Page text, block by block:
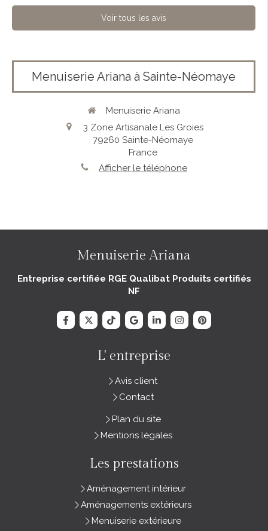
Voir tous les avis
Menuiserie Ariana à Sainte-Néomaye
Menuiserie Ariana
3 Zone Artisanale Les Groies
79260 Sainte-Néomaye
France
Afficher le téléphone
Menuiserie Ariana
Entreprise certifiée RGE Qualibat Produits certifiés
NF
L' entreprise
Avis client
Contact
Plan du site
Mentions légales
Les prestations
Aménagement intérieur
Aménagements extérieurs
Menuiserie extérieure